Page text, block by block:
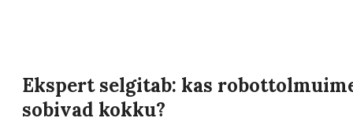
Ekspert selgitab: kas
sobivad kokku?